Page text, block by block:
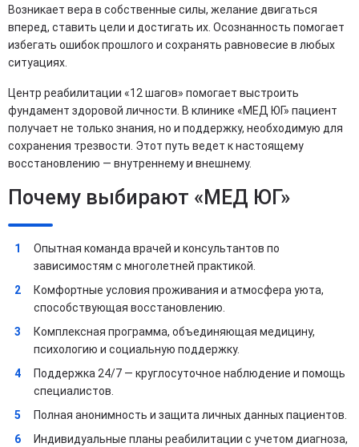
Возникает вера в собственные силы, желание двигаться
вперед, ставить цели и достигать их. Осознанность помогает
избегать ошибок прошлого и сохранять равновесие в любых
ситуациях.
Центр реабилитации «12 шагов» помогает выстроить
фундамент здоровой личности. В клинике «МЕД ЮГ» пациент
получает не только знания, но и поддержку, необходимую для
сохранения трезвости. Этот путь ведет к настоящему
восстановлению — внутреннему и внешнему.
Почему выбирают «МЕД ЮГ»
Опытная команда врачей и консультантов по
зависимостям с многолетней практикой.
Комфортные условия проживания и атмосфера уюта,
способствующая восстановлению.
Комплексная программа, объединяющая медицину,
психологию и социальную поддержку.
Поддержка 24/7 — круглосуточное наблюдение и помощь
специалистов.
Полная анонимность и защита личных данных пациентов.
Индивидуальные планы реабилитации с учетом диагноза,